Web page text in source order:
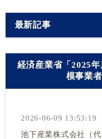
最新記事
経済産業省「2025
模事業
2026-06-09 13:53:19
池下産業株式会社（